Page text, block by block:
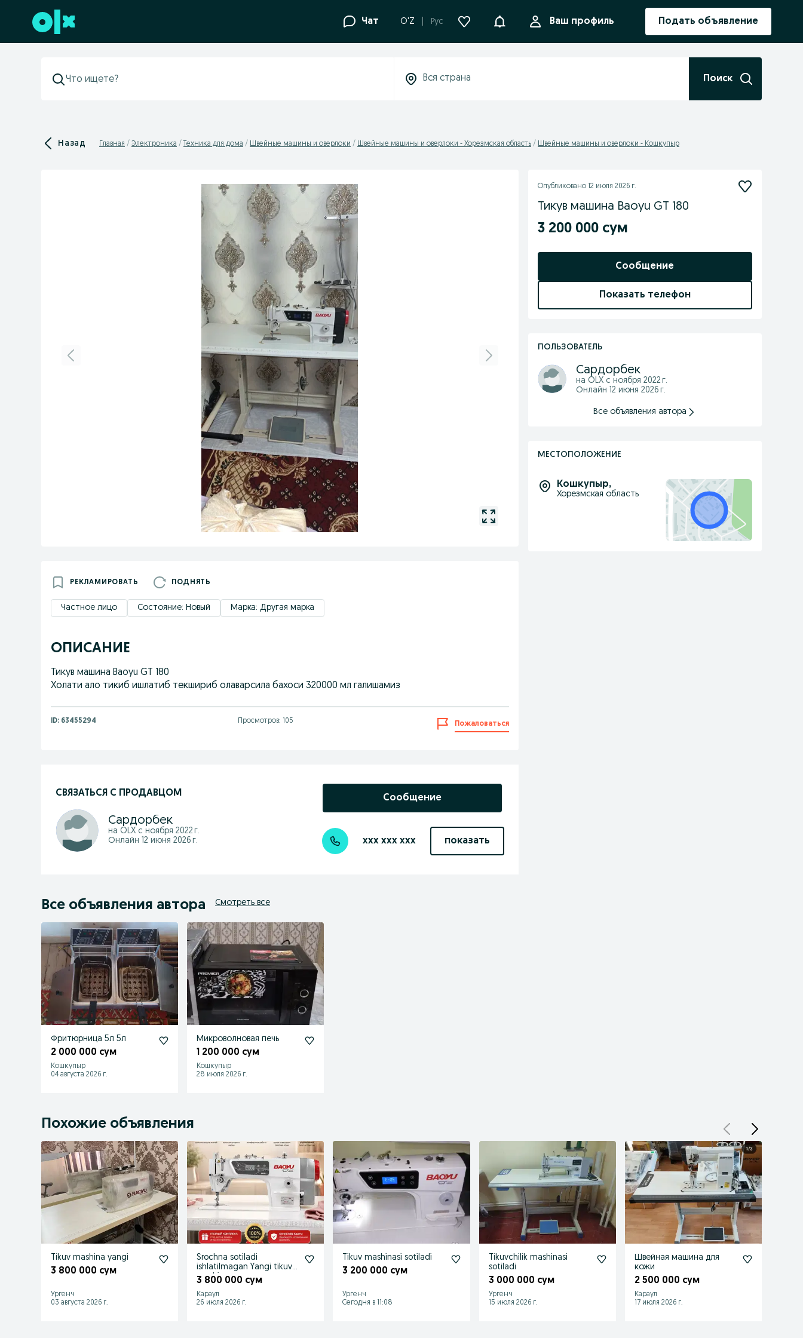
Перейти к нижнему колонтитулу Чат O'Z Рус УведомленияВаш профиль Подать объявление
Поиск
Назад Главная Электроника Техника для дома Швейные машины и оверлоки Швейные машины и оверлоки - Хорезмская область Швейные машины и оверлоки - Кошкупыр
РЕКЛАМИРОВАТЬ ПОДНЯТЬ
Частное лицо Состояние: Новый Марка: Другая марка
ОПИСАНИЕ
Тикув машина Baoyu GT 180
Холати ало тикиб ишлатиб текшириб олаварсила бахоси 320000 мл галишамиз
ID: 63455294 Просмотров: 105 Пожаловаться
СВЯЗАТЬСЯ С ПРОДАВЦОМ
Сардорбек
на OLX с ноября 2022 г.
Онлайн 12 июня 2026 г.
Сообщение
xxx xxx xxx показать
Опубликовано 12 июля 2026 г.
Тикув машина Baoyu GT 180
3 200 000 сум
Сообщение
Показать телефон
ПОЛЬЗОВАТЕЛЬ
Сардорбек
на OLX с ноября 2022 г.
Онлайн 12 июня 2026 г.
Все объявления автора
МЕСТОПОЛОЖЕНИЕ
Кошкупыр,
Хорезмская область
Все объявления автора Смотреть все
Фритюрница 5л 5л
2 000 000 сум
Кошкупыр
04 августа 2026 г.
Микроволновая печь
1 200 000 сум
Кошкупыр
28 июля 2026 г.
Похожие объявления
Tikuv mashina yangi
3 800 000 сум
Ургенч
03 августа 2026 г.
Srochna sotiladi
ishlatilmagan Yangi tikuv
mashina
3 800 000 сум
Караул
26 июля 2026 г.
Tikuv mashinasi sotiladi
3 200 000 сум
Ургенч
Сегодня в 11:08
Tikuvchilik mashinasi
sotiladi
3 000 000 сум
Ургенч
15 июля 2026 г.
Швейная машина для
кожи
2 500 000 сум
Караул
17 июля 2026 г.